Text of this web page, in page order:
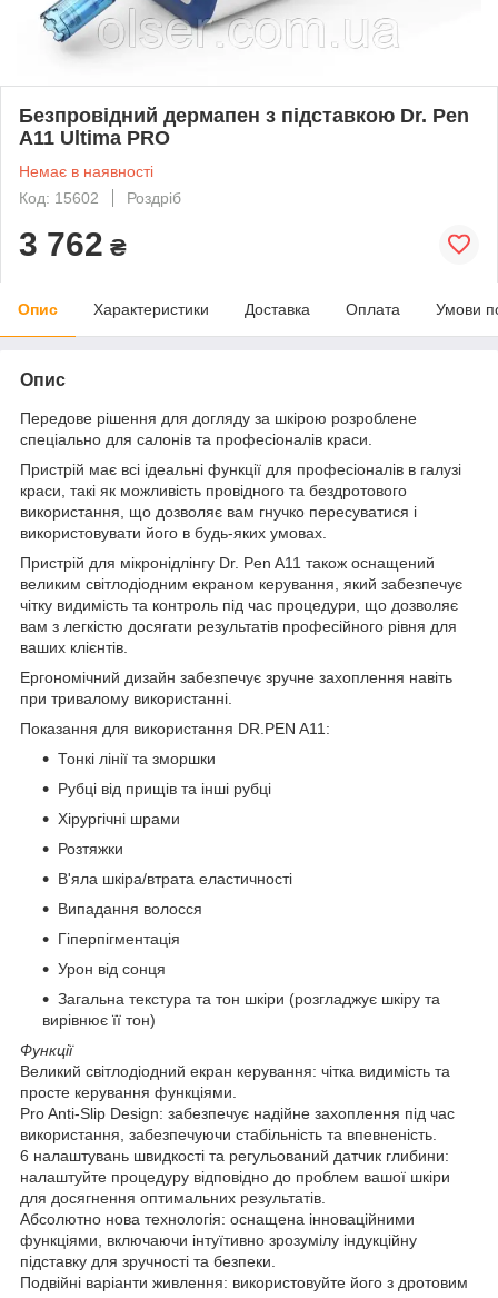
Безпровідний дермапен з підставкою Dr. Pen
A11 Ultima PRO
Немає в наявності
Код: 15602
Роздріб
3 762 ₴
Опис Характеристики Доставка Оплата Умови
Опис
Передове рішення для догляду за шкірою розроблене
спеціально для салонів та професіоналів краси.
Пристрій має всі ідеальні функції для професіоналів в галузі
краси, такі як можливість провідного та бездротового
використання, що дозволяє вам гнучко пересуватися і
використовувати його в будь-яких умовах.
Пристрій для мікронідлінгу Dr. Pen A11 також оснащений
великим світлодіодним екраном керування, який забезпечує
чітку видимість та контроль під час процедури, що дозволяє
вам з легкістю досягати результатів професійного рівня для
ваших клієнтів.
Ергономічний дизайн забезпечує зручне захоплення навіть
при тривалому використанні.
Показання для використання DR.PEN A11:
Тонкі лінії та зморшки
Рубці від прищів та інші рубці
Хірургічні шрами
Розтяжки
В'яла шкіра/втрата еластичності
Випадання волосся
Гіперпігментація
Урон від сонця
Загальна текстура та тон шкіри (розгладжує шкіру та
вирівнює її тон)
Функції
Великий світлодіодний екран керування: чітка видимість та
просте керування функціями.
Pro Anti-Slip Design: забезпечує надійне захоплення під час
використання, забезпечуючи стабільність та впевненість.
6 налаштувань швидкості та регульований датчик глибини:
налаштуйте процедуру відповідно до проблем вашої шкіри
для досягнення оптимальних результатів.
Абсолютно нова технологія: оснащена інноваційними
функціями, включаючи інтуїтивно зрозумілу індукційну
підставку для зручності та безпеки.
Подвійні варіанти живлення: використовуйте його з дротовим